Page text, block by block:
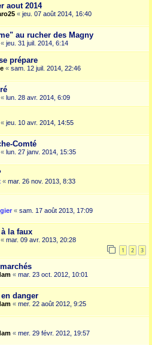
aout 2014
« jeu. 07 août 2014, 16:40
au rucher des Magny
« jeu. 31 juil. 2014, 6:14
prépare
« sam. 12 juil. 2014, 22:46
« lun. 28 avr. 2014, 6:09
« jeu. 10 avr. 2014, 14:55
Comté
« lun. 27 janv. 2014, 15:35
« mar. 26 nov. 2013, 8:33
« sam. 17 août 2013, 17:09
la faux
« mar. 09 avr. 2013, 20:28
1 2 3
« mar. 23 oct. 2012, 10:01
danger
« mer. 22 août 2012, 9:25
« mer. 29 févr. 2012, 19:57